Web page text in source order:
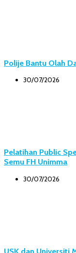
Polije Bantu Olah
30/07/2026
Pelatihan Public
Semu FH Unimma
30/07/2026